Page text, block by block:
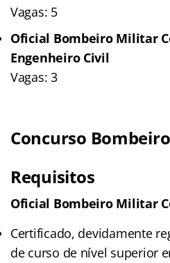
Vagas: 5
Oficial Bombeiro Militar
Engenheiro Civil
Vagas: 3
Concurso
Requisitos
Oficial Bombeiro Militar
Certificado, devidamente
de curso de nível superior